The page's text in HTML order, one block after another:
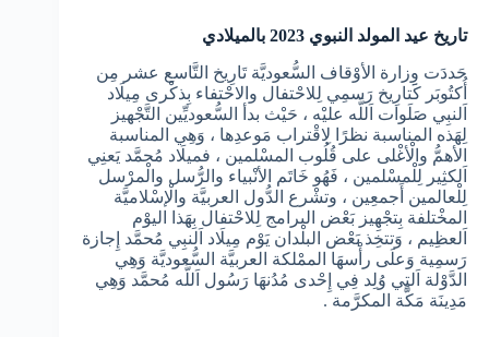
تاريخ عيد المولد النبوي 2023 بالميلادي
حَددَت وِزارة الأوْقاف السُّعوديَّة تَارِيخ التَّاسع عشر مِن
أُكتُوبَر كَتارِيخ رَسمِي لِلاحْتفال والاحْتفاء بِذكْرى مِيلَاد
اَلنبِي صَلَوات اَللَّه عليْه ، حَيْث بدأ السُّعوديِّين التَّجْهيز
لِهَذه المناسبة نظرًا لِاقْتراب مَوعدِها ، وَهِي المناسبة
الأهمُّ والْأغْلى على قُلُوب المسْلمين ، فميلَاد مُحمَّد يَعنِي
اَلكثِير لِلْمسْلمين ، فَهُو خَاتَم الأنْبياء والرُّسل والْمرْسل
لِلْعالمين أَجمعِين ، وتشْرع الدُّول العربيَّة والْإسْلاميَّة
المخْتلفة بِتجْهِيز بَعْض البرامج لِلاحْتفال بِهَذا اليوْم
اَلعظِيم ، وَتتخِذ بَعْض البلْدان يَوْم مِيلَاد اَلنبِي مُحمَّد إِجازة
رَسمِية وَعلَى رأْسهَا الممْلكة العربيَّة السُّعوديَّة وَهِي
الدَّوْلة اَلتِي وُلِد فِي إِحْدى مُدُنهَا رَسُول اَللَّه مُحمَّد وَهِي
مَدِينَة مَكَّة المكرَّمة .